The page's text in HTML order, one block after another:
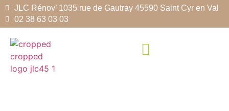
JLC Rénov’ 1035 rue de Gautray 45590 Saint Cyr en Val
02 38 63 03 03